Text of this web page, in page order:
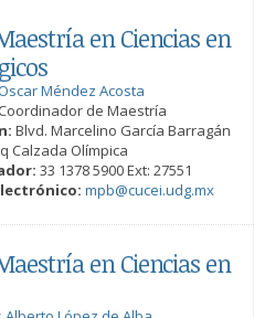
en Ciencias en
Méndez Acosta
Coordinador de Maestría
Blvd. Marcelino García Barragán
Calzada Olímpica
33 1378 5900 Ext: 27551
mpb@cucei.udg.mx
en Ciencias en